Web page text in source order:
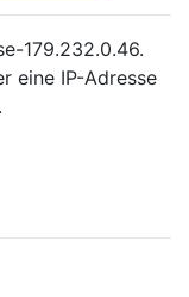
179.232.0.46.
eine IP-Adresse